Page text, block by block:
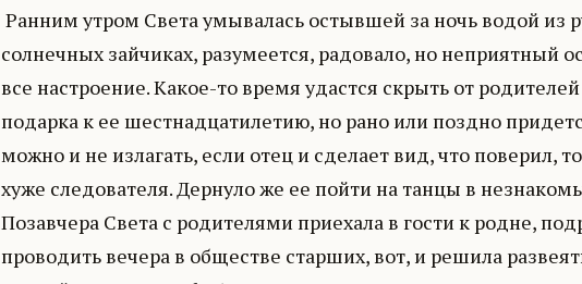
Ранним утром Света умывалась остывшей за ночь водой из
солнечных зайчиках, разумеется, радовало, но неприятный
все настроение. Какое-то время удастся скрыть от
подарка к ее шестнадцатилетию, но рано или поздно
можно и не излагать, если отец и сделает вид, что поверил,
хуже следователя. Дернуло же ее пойти на танцы в
Позавчера Света с родителями приехала в гости к родне,
проводить вечера в обществе старших, вот, и решила